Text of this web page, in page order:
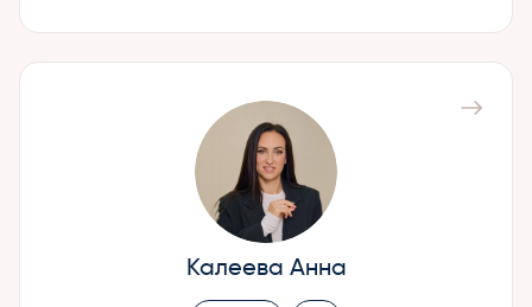
Калеева Анна